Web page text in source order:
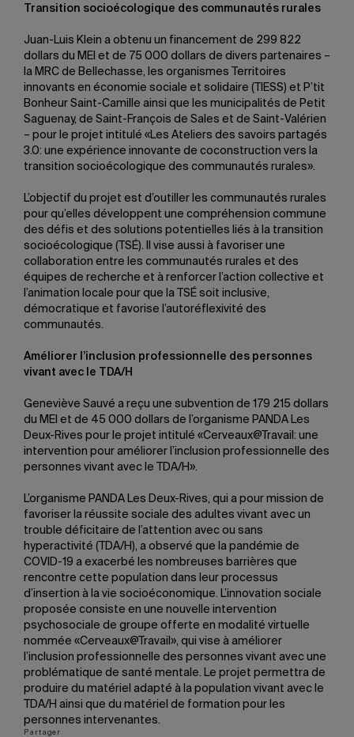
Transition socioécologique des communautés rurales
Juan-Luis Klein a obtenu un financement de 299 822
dollars du MEI et de 75 000 dollars de divers partenaires –
la MRC de Bellechasse, les organismes Territoires
innovants en économie sociale et solidaire (TIESS) et P’tit
Bonheur Saint-Camille ainsi que les municipalités de Petit
Saguenay, de Saint-François de Sales et de Saint-Valérien
– pour le projet intitulé «Les Ateliers des savoirs partagés
3.0: une expérience innovante de coconstruction vers la
transition socioécologique des communautés rurales».
L’objectif du projet est d’outiller les communautés rurales
pour qu’elles développent une compréhension commune
des défis et des solutions potentielles liés à la transition
socioécologique (TSÉ). Il vise aussi à favoriser une
collaboration entre les communautés rurales et des
équipes de recherche et à renforcer l’action collective et
l’animation locale pour que la TSÉ soit inclusive,
démocratique et favorise l’autoréflexivité des
communautés.
Améliorer l’inclusion professionnelle des personnes
vivant avec le TDA/H
Geneviève Sauvé a reçu une subvention de 179 215 dollars
du MEI et de 45 000 dollars de l’organisme PANDA Les
Deux-Rives pour le projet intitulé «Cerveaux@Travail: une
intervention pour améliorer l’inclusion professionnelle des
personnes vivant avec le TDA/H».
L’organisme PANDA Les Deux-Rives, qui a pour mission de
favoriser la réussite sociale des adultes vivant avec un
trouble déficitaire de l’attention avec ou sans
hyperactivité (TDA/H), a observé que la pandémie de
COVID-19 a exacerbé les nombreuses barrières que
rencontre cette population dans leur processus
d’insertion à la vie socioéconomique. L’innovation sociale
proposée consiste en une nouvelle intervention
psychosociale de groupe offerte en modalité virtuelle
nommée «Cerveaux@Travail», qui vise à améliorer
l’inclusion professionnelle des personnes vivant avec une
problématique de santé mentale. Le projet permettra de
produire du matériel adapté à la population vivant avec le
TDA/H ainsi que du matériel de formation pour les
personnes intervenantes.
Partager